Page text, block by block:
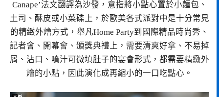
Canape’法文翻譯為沙發，意指將小點心置於小麵包、
土司、酥皮或小菜碟上，於歐美各式派對中是十分常見
的精緻外燴方式，舉凡Home Party到國際精品時尚秀、
記者會、開幕會、頒獎典禮上，需要清爽好拿、不易掉
屑、沾口、噴汁可微填肚子的宴會形式，都需要精緻外
燴的小點，因此演化成再縮小的一口吃點心。